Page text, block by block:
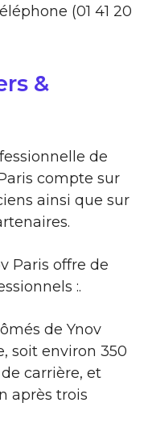
(01 41 20
&
de
compte sur
ainsi que sur
Paris offre de
:.
de Ynov
soit environ 350
carrière, et
après trois